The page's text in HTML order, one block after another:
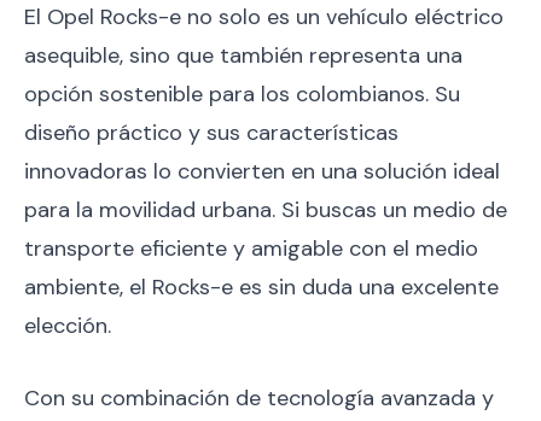
El Opel Rocks-e no solo es un vehículo eléctrico
asequible, sino que también representa una
opción sostenible para los colombianos. Su
diseño práctico y sus características
innovadoras lo convierten en una solución ideal
para la movilidad urbana. Si buscas un medio de
transporte eficiente y amigable con el medio
ambiente, el Rocks-e es sin duda una excelente
elección.
Con su combinación de tecnología avanzada y